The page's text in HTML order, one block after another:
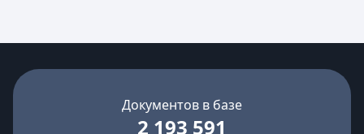
Документов в базе
2 193 591